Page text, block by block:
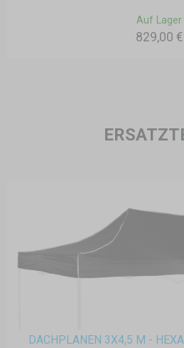
Auf Lager
829,00 €
DACHPLANEN 3X4,5 M -